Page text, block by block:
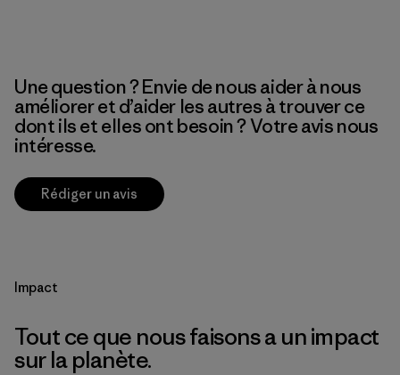
Une question ? Envie de nous aider à nous
améliorer et d’aider les autres à trouver ce
dont ils et elles ont besoin ? Votre avis nous
intéresse.
Rédiger un avis
Impact
Tout ce que nous faisons a un impact
sur la planète.